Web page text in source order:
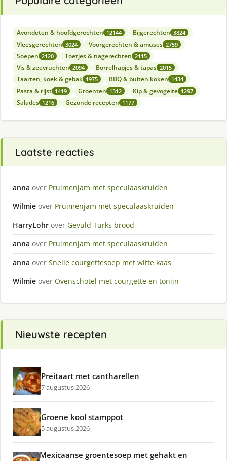
Avondeten & hoofdgerechten 12144 Bijgerechten 3824
Vleesgerechten 3024 Voorgerechten & amuses 2759
Soepen 2120 Toetjes & nagerechten 2115
Vis & zeevruchten 2094 Borrelhapjes & tapas 2015
Taarten, koek & gebak 1975 BBQ & buiten koken 1434
Pasta & rijst 1419 Groenten 1312 Kip & gevogelte 1297
Salades 1216 Gezonde recepten 1177
Laatste reacties
anna over Pruimenjam met speculaaskruiden
Wilmie over Pruimenjam met speculaaskruiden
HarryLohr over Gevuld Turks brood
anna over Pruimenjam met speculaaskruiden
anna over Snelle courgettesoep met witte kaas
Wilmie over Ovenschotel met courgette en tonijn
Nieuwste recepten
Preitaart met cantharellen
7 augustus 2026
Groene kool stamppot
5 augustus 2026
Mexicaanse groentesoep met gehakt en